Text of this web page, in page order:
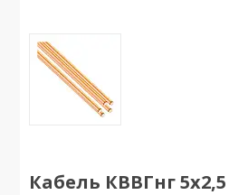
Кабель КВВГнг 5х2,5